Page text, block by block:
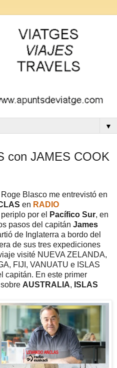
▼
con JAMES COOK
Blasco me entrevistó en
en RADIO
por el Pacífico Sur, en
pasos del capitán James
de Inglaterra a bordo del
de sus tres expediciones
visité NUEVA ZELANDA,
FIJI, VANUATU e ISLAS
capitán. En este primer
AUSTRALIA, ISLAS